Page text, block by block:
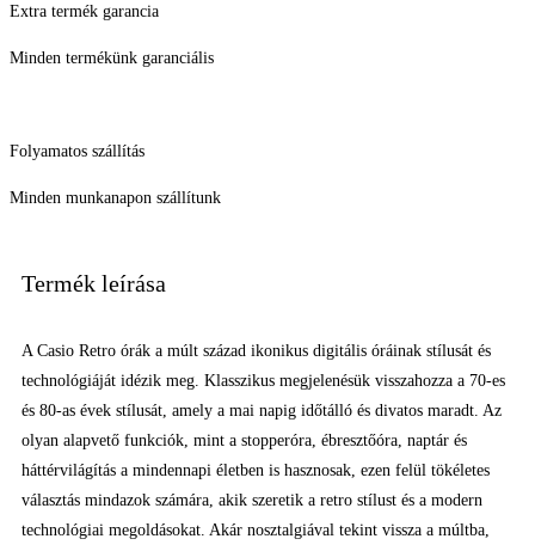
Extra termék garancia
Minden termékünk garanciális
Folyamatos szállítás
Minden munkanapon szállítunk
Termék leírása
A Casio Retro órák a múlt század ikonikus digitális óráinak stílusát és
technológiáját idézik meg. Klasszikus megjelenésük visszahozza a 70-es
és 80-as évek stílusát, amely a mai napig időtálló és divatos maradt. Az
olyan alapvető funkciók, mint a stopperóra, ébresztőóra, naptár és
háttérvilágítás a mindennapi életben is hasznosak, ezen felül tökéletes
választás mindazok számára, akik szeretik a retro stílust és a modern
technológiai megoldásokat. Akár nosztalgiával tekint vissza a múltba,